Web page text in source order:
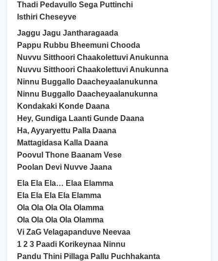
Thadi Pedavullo Sega Puttinchi
Isthiri Cheseyve
Jaggu Jagu Jantharagaada
Pappu Rubbu Bheemuni Chooda
Nuvvu Sitthoori Chaakolettuvi Anukunna
Nuvvu Sitthoori Chaakolettuvi Anukunna
Ninnu Buggallo Daacheyaalanukunna
Ninnu Buggallo Daacheyaalanukunna
Kondakaki Konde Daana
Hey, Gundiga Laanti Gunde Daana
Ha, Ayyaryettu Palla Daana
Mattagidasa Kalla Daana
Poovul Thone Baanam Vese
Poolan Devi Nuvve Jaana
Ela Ela Ela… Elaa Elamma
Ela Ela Ela Ela Elamma
Ola Ola Ola Ola Olamma
Ola Ola Ola Ola Olamma
Vi ZaG Velagapanduve Neevaa
1 2 3 Paadi Korikeynaa Ninnu
Pandu Thini Pillaga Pallu Puchhakanta